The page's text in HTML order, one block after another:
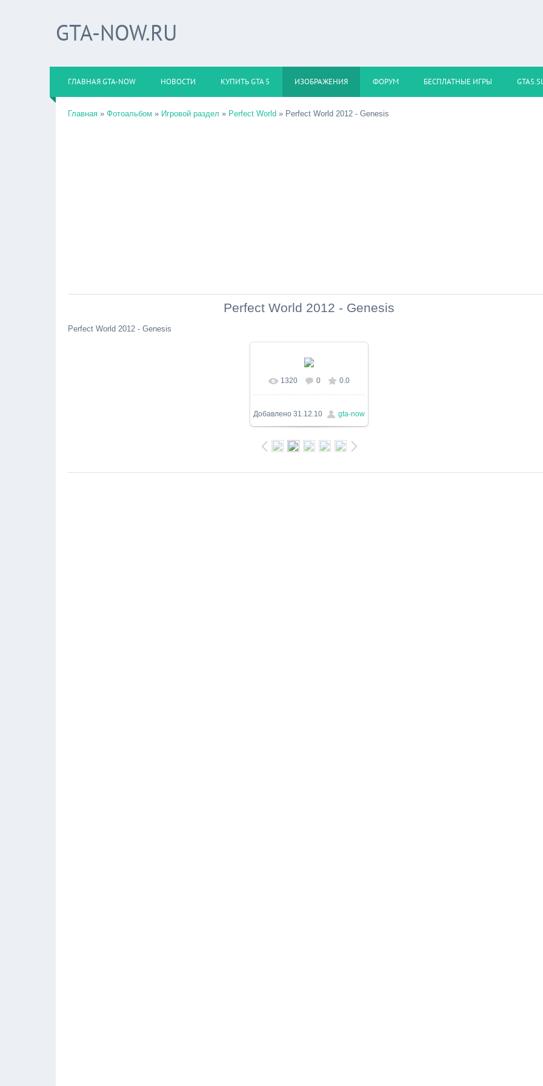
GTA-NOW.RU
ГЛАВНАЯ GTA-NOW НОВОСТИ КУПИТЬ GTA 5 ИЗОБРАЖЕНИЯ ФОРУМ БЕСПЛАТНЫЕ ИГРЫ
Главная » Фотоальбом » Игровой раздел » Perfect World » Perfect World 2012 - Genesis
Perfect World 2012 - Genesis
Perfect World 2012 - Genesis
В реальном размере
1500x843/ 129.8Kb
1320 0 0.0
Добавлено 31.12.10 gta-now